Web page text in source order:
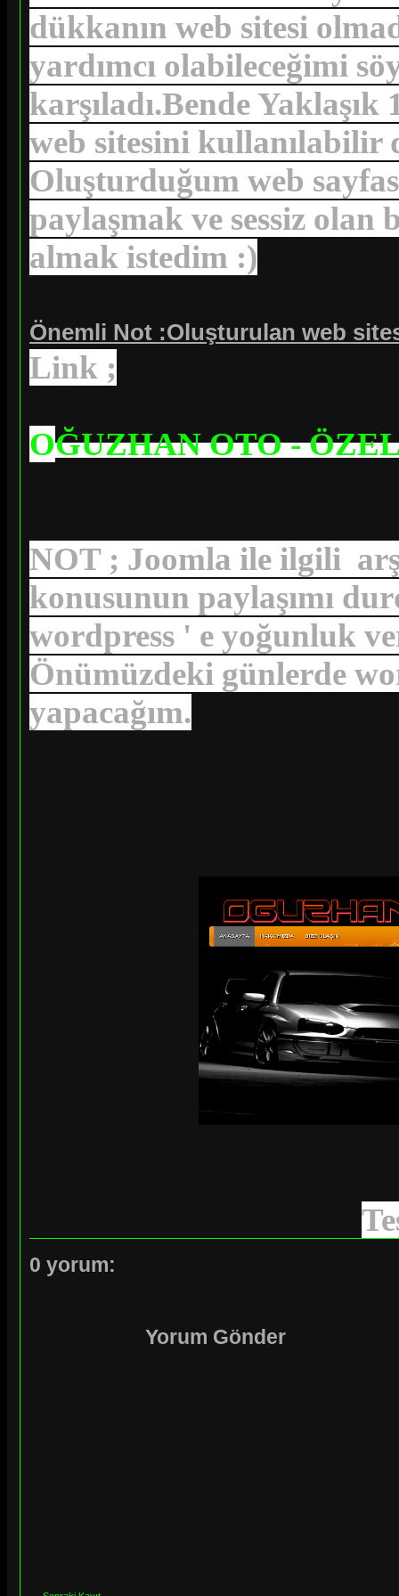
dükkanın web sitesi
yardımcı olabileceğimi
karşıladı.Bende
web sitesini
Oluşturduğum web
paylaşmak ve sessiz
almak istedim :)
Önemli Not :Oluşturulan web
Link ;
OĞUZHAN OTO -
NOT ; Joomla ile ilgili
konusunun paylaşımı
wordpress ' e yoğunluk
Önümüzdeki günlerde
yapacağım.
0 yorum:
Yorum Gönder